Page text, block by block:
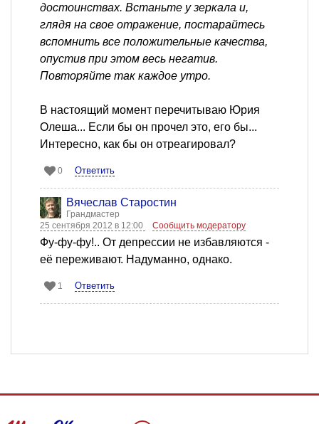
достоинствах. Встаньте у зеркала и,
глядя на свое отражение, постарайтесь
вспомнить все положительные качества,
опустив при этом весь негатив.
Повторяйте так каждое утро.
В настоящий момент перечитываю Юрия
Олеша... Если бы он прочел это, его бы...
Интересно, как бы он отреагировал?
0 Ответить
Вячеслав Старостин
Грандмастер
25 сентября 2012 в 12:00
Сообщить модератору
Фу-фу-фу!.. От депрессии не избавляются -
её переживают. Надуманно, однако.
1 Ответить